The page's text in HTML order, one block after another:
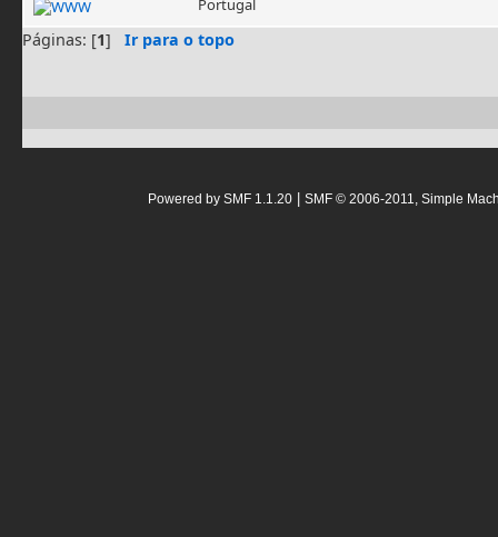
Portugal
Páginas: [1] Ir para o topo
Powered by SMF 1.1.20 | SMF © 2006-2011, Simple